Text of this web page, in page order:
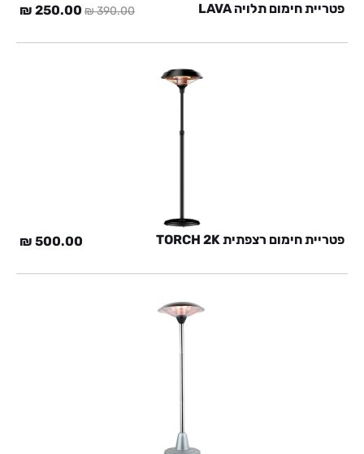
פטריית חימום תלויה LAVA 390.00
₪ המחיר
היה:
250.00
₪
פטריית חימום רצפתית TORCH 2K 500.00
₪